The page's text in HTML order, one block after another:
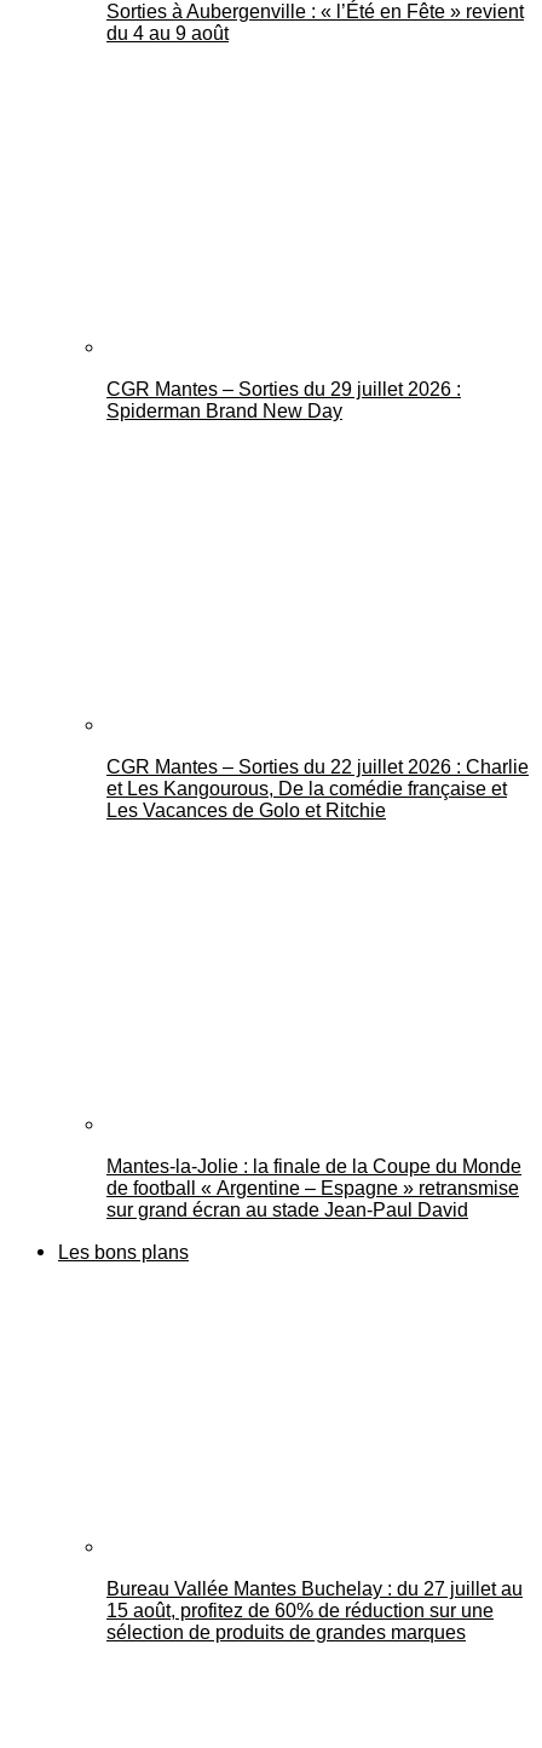
Sorties à Aubergenville : « l’Été en Fête » revient
du 4 au 9 août
CGR Mantes – Sorties du 29 juillet 2026 :
Spiderman Brand New Day
CGR Mantes – Sorties du 22 juillet 2026 : Charlie
et Les Kangourous, De la comédie française et
Les Vacances de Golo et Ritchie
Mantes-la-Jolie : la finale de la Coupe du Monde
de football « Argentine – Espagne » retransmise
sur grand écran au stade Jean-Paul David
Les bons plans
Bureau Vallée Mantes Buchelay : du 27 juillet au
15 août, profitez de 60% de réduction sur une
sélection de produits de grandes marques